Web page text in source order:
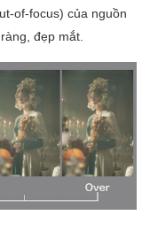
of-focus) của nguồn
đẹp mắt.